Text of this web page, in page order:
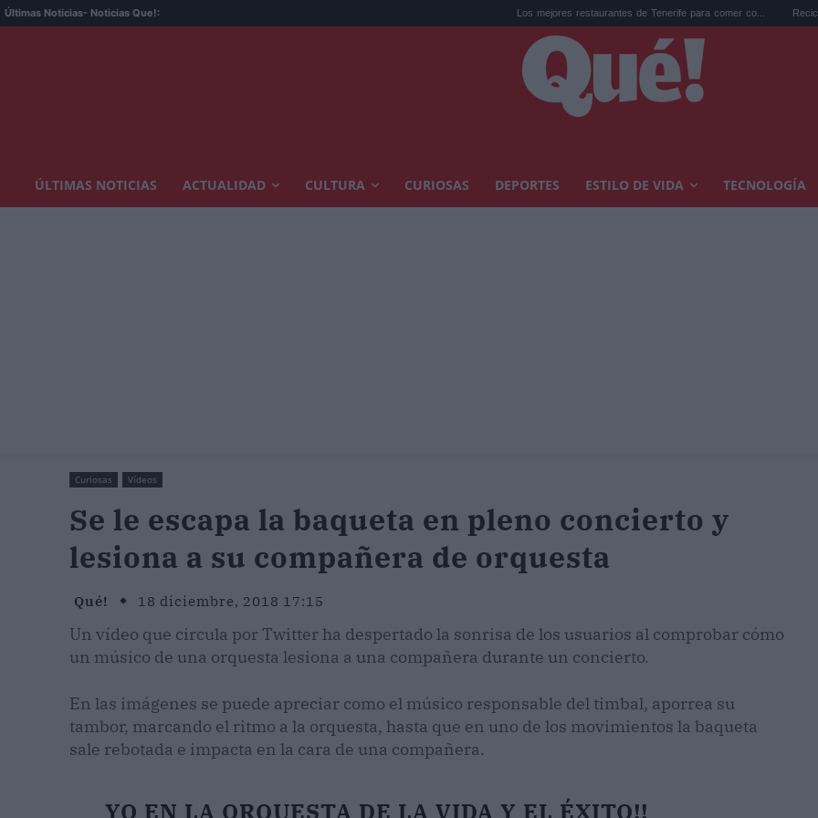
Últimas Noticias- Noticias Que!: Los mejores restaurantes de Tenerife para comer co... Reciclar
ÚLTIMAS NOTICIAS ACTUALIDAD CULTURA CURIOSAS DEPORTES ESTILO DE VIDA TECNOLOGÍA
Curiosas Vídeos
Se le escapa la baqueta en pleno concierto y
lesiona a su compañera de orquesta
Qué! 18 diciembre, 2018 17:15
Un vídeo que circula por Twitter ha despertado la sonrisa de los usuarios al comprobar cómo
un músico de una orquesta lesiona a una compañera durante un concierto.
En las imágenes se puede apreciar como el músico responsable del timbal, aporrea su
tambor, marcando el ritmo a la orquesta, hasta que en uno de los movimientos la baqueta
sale rebotada e impacta en la cara de una compañera.
YO EN LA ORQUESTA DE LA VIDA Y EL ÉXITO!!